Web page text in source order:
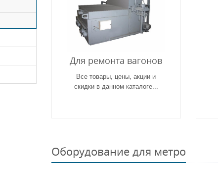
Для ремонта вагонов
Все товары, цены, акции и
скидки в данном каталоге...
Оборудование для метро